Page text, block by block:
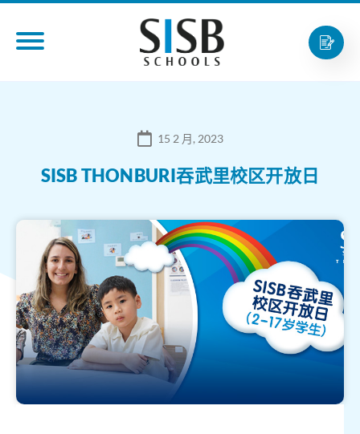
15 2 月, 2023
SISB THONBURI吞武里校区开放日